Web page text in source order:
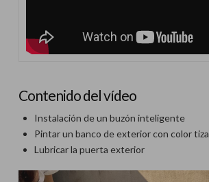
Contenido del vídeo
Instalación de un buzón inteligente
Pintar un banco de exterior con color tiza
Lubricar la puerta exterior